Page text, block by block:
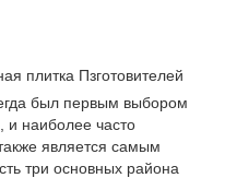
плитка Пзготовителей
был первым выбором
и наиболее часто
является самым
три основных района